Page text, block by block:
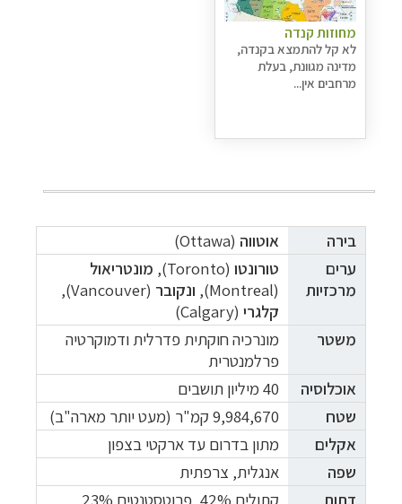
מחוזות קנדה
לא קל להתמצא בקנדה,
מדינה מגוונת, בעלת
מרחבים אין...
בירה אוטווה (Ottawa)
ערים
מרכזיות
טורונטו (Toronto),
מונטריאול
(
Montreal), ונקובר (Vancouver),
קלגרי (Calgary)
משטר
מונרכיה חוקתית פדרלית ודמוקרטיה
פרלמנטרית
אוכלוסיה
40 מיליון תושבים
שטח
9,984,670 קמ"ר (מעט יותר מארה"ב)
אקלים
מתון בדרום עד ארקטי בצפון
שפה
אנגלית, צרפתית
דתות
קתולים 42%, פרוטסטנטים 23%,